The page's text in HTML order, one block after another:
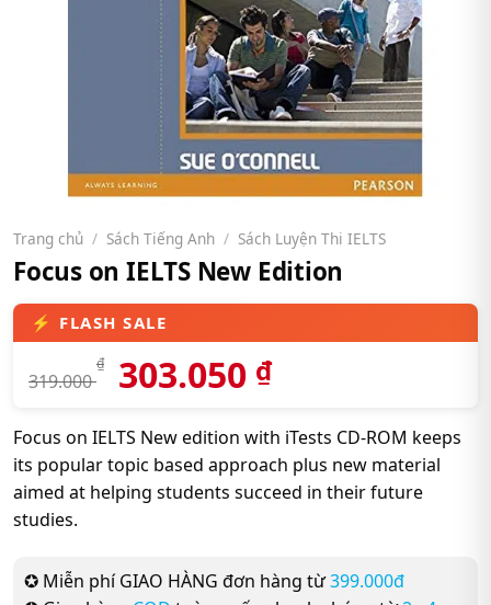
Trang chủ / Sách Tiếng Anh / Sách Luyện Thi IELTS
Focus on IELTS New Edition
319.000
₫ 303.050 ₫
Focus on IELTS New edition with iTests CD-ROM keeps
its popular topic based approach plus new material
aimed at helping students succeed in their future
studies.
✪ Miễn phí GIAO HÀNG đơn hàng từ399.000đ